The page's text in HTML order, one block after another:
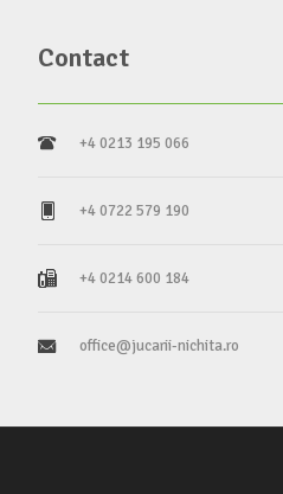
Contact
+4 0213 195 066
+4 0722 579 190
+4 0214 600 184
office@jucarii-nichita.ro